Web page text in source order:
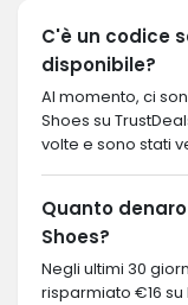
C'è un codice
disponibile?
Al momento, ci
Shoes su
volte e sono stati
Quanto
Shoes?
Negli ultimi 30
risparmiato €16 su